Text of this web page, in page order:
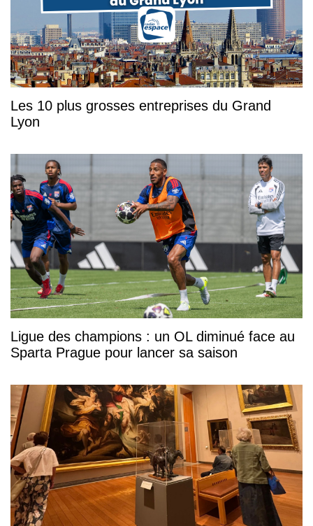
Les 10 plus grosses entreprises du Grand
Lyon
Ligue des champions : un OL diminué face au
Sparta Prague pour lancer sa saison